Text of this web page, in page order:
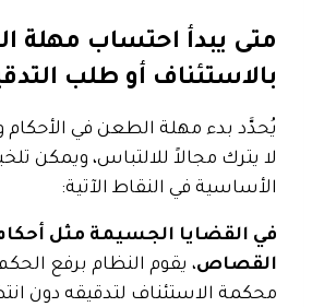
متى يبدأ احتساب مهلة
بالاستئناف أو طلب
يُحدَّد بدء مهلة الطعن في
لا يترك مجالاً للالتباس، ويمكن
الأساسية في النقاط الآتية:
في القضايا الجسيمة مثل
القصاص، يقوم النظام برفع الحكم
محكمة الاستئناف لتدقيقه دون